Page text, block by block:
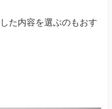
た内容を選ぶのもおす